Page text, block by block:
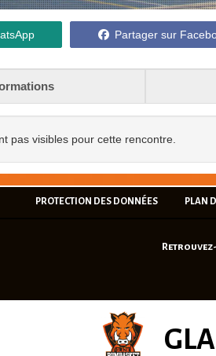
Partager sur
pas visibles pour cette rencontre.
PROTECTION DES DONNÉES PLAN